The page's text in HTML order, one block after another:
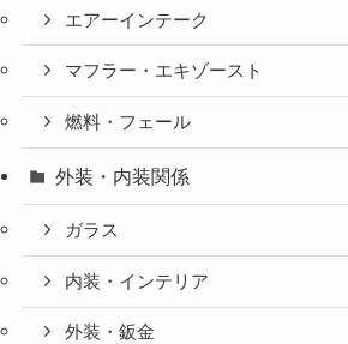
エアーインテーク
マフラー・エキゾースト
燃料・フェール
外装・内装関係
ガラス
内装・インテリア
外装・鈑金